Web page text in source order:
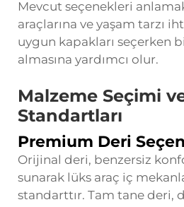
Mevcut seçenekleri
araçlarına ve yaşam tarzı
uygun kapakları seçerken
almasına yardımcı olur.
Malzeme Seçimi
Standartları
Premium Deri
Orijinal deri, benzersiz
sunarak lüks araç iç
standarttır. Tam tane deri,